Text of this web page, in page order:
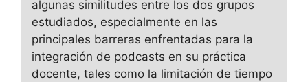
algunas similitudes entre los dos grupos
estudiados, especialmente en las
principales barreras enfrentadas para la
integración de podcasts en su práctica
docente, tales como la limitación de tiempo